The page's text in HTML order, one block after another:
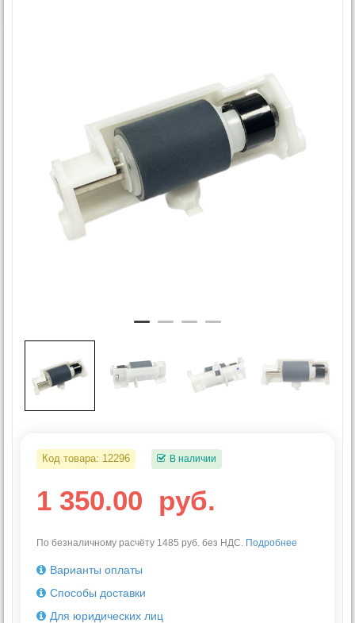
Код товара: 12296 В наличии
1 350.00 руб.
По безналичному расчёту 1485 руб. без НДС. Подробнее
Варианты оплаты
Способы доставки
Для юридических лиц